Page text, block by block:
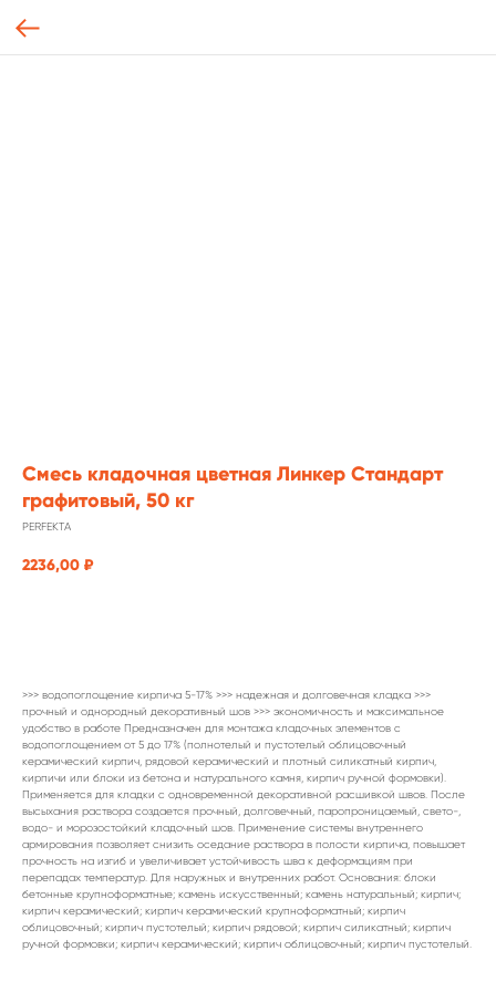
Смесь кладочная цветная Линкер Стандарт
графитовый, 50 кг
PERFEKTA
2236,00 ₽
>>> водопоглощение кирпича 5-17% >>> надежная и долговечная кладка >>>
прочный и однородный декоративный шов >>> экономичность и максимальное
удобство в работе Предназначен для монтажа кладочных элементов с
водопоглощением от 5 до 17% (полнотелый и пустотелый облицовочный
керамический кирпич, рядовой керамический и плотный силикатный кирпич,
кирпичи или блоки из бетона и натурального камня, кирпич ручной формовки).
Применяется для кладки с одновременной декоративной расшивкой швов. После
высыхания раствора создается прочный, долговечный, паропроницаемый, свето-,
водо- и морозостойкий кладочный шов. Применение системы внутреннего
армирования позволяет снизить оседание раствора в полости кирпича, повышает
прочность на изгиб и увеличивает устойчивость шва к деформациям при
перепадах температур. Для наружных и внутренних работ. Основания: блоки
бетонные крупноформатные; камень искусственный; камень натуральный; кирпич;
кирпич керамический; кирпич керамический крупноформатный; кирпич
облицовочный; кирпич пустотелый; кирпич рядовой; кирпич силикатный; кирпич
ручной формовки; кирпич керамический; кирпич облицовочный; кирпич пустотелый.